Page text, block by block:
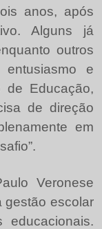
anos, após
Alguns já
outros
e
de Educação,
de direção
em
Veronese
gestão escolar
educacionais.